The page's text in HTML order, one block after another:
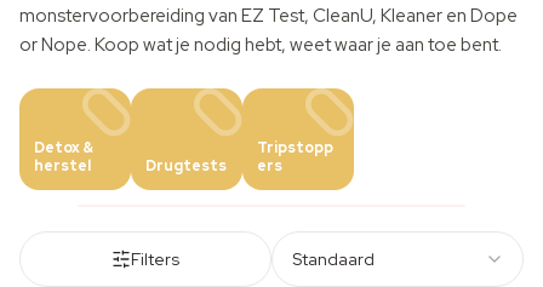
monstervoorbereiding van EZ Test, CleanU, Kleaner en Dope
or Nope. Koop wat je nodig hebt, weet waar je aan toe bent.
Detox &
herstel
Drugtests
Tripstopp
ers
Filters Standaard